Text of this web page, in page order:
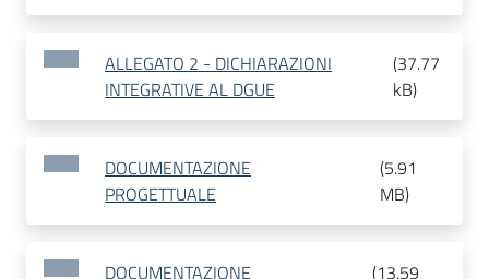
ALLEGATO 2 - DICHIARAZIONI
INTEGRATIVE AL DGUE
(37.77
kB)
DOCUMENTAZIONE
PROGETTUALE
(5.91
MB)
DOCUMENTAZIONE (13.59